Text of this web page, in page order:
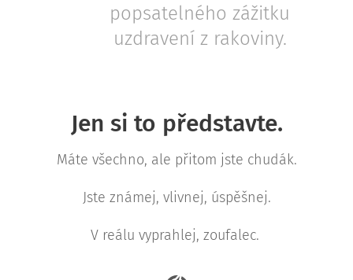
popsatelného zážitku
uzdravení z rakoviny.
Jen si to představte.
Máte všechno, ale přitom jste chudák.
Jste známej, vlivnej, úspěšnej.
V reálu vyprahlej, zoufalec.